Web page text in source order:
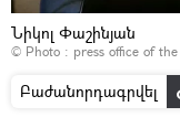
Նիկոլ Փաշինյան
© Photo : press office of
Բաժանորդագրվել